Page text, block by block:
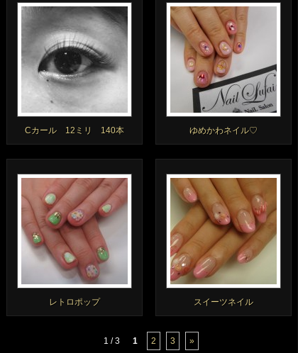
Cカール 12ミリ 140本 ゆめかわネイル♡
レトロポップ スイーツネイル
1 / 3 1 2 3 »